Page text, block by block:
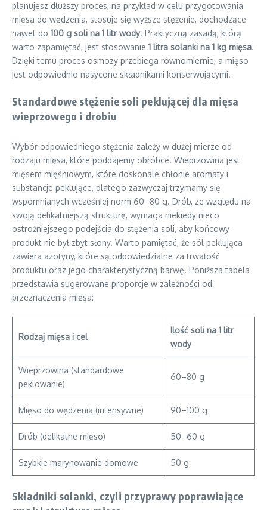
planujesz dłuższy proces, na przykład w celu przygotowania
mięsa do wędzenia, stosuje się wyższe stężenie, dochodzące
nawet do 100 g soli na 1 litr wody. Praktyczną zasadą, którą
warto zapamiętać, jest stosowanie 1 litra solanki na 1 kg mięsa.
Dzięki temu proces osmozy przebiega równomiernie, a mięso
jest odpowiednio nasycone składnikami konserwującymi.
Standardowe stężenie soli peklującej dla mięsa
wieprzowego i drobiu
Wybór odpowiedniego stężenia zależy w dużej mierze od
rodzaju mięsa, które poddajemy obróbce. Wieprzowina jest
mięsem mięśniowym, które doskonale chłonie aromaty i
substancje peklujące, dlatego zazwyczaj trzymamy się
wspomnianych wcześniej norm 60–80 g. Drób, ze względu na
swoją delikatniejszą strukturę, wymaga niekiedy nieco
ostrożniejszego podejścia do stężenia soli, aby końcowy
produkt nie był zbyt słony. Warto pamiętać, że sól peklująca
zawiera azotyny, które są odpowiedzialne za trwałość
produktu oraz jego charakterystyczną barwę. Poniższa tabela
przedstawia sugerowane proporcje w zależności od
przeznaczenia mięsa:
Rodzaj mięsa i cel
Ilość soli na 1 litr
wody
Wieprzowina (standardowe
peklowanie)
60–80 g
Mięso do wędzenia (intensywne) 90–100 g
Drób (delikatne mięso) 50–60 g
Szybkie marynowanie domowe 50 g
Składniki solanki, czyli przyprawy poprawiające